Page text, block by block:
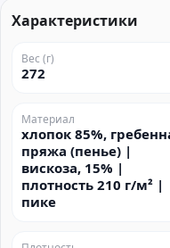
Характеристики
Вес (г)
272
Материал
хлопок 85%,
пряжа (пенье) |
вискоза, 15% |
плотность 210 г/м² |
пике